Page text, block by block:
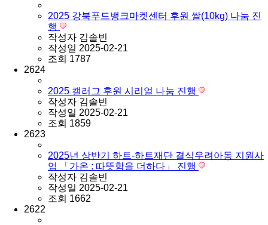
2025 강북푸드뱅크마켓센터 후원 쌀(10kg) 나눔 진
행
작성자 김솔빈
작성일 2025-02-21
조회 1787
2624
2025 캘러그 후원 시리얼 나눔 진행
작성자 김솔빈
작성일 2025-02-21
조회 1859
2623
2025년 상반기 하트-하트재단 결식우려아동 지원사
업 「가온 : 따뜻함을 더하다」 진행
작성자 김솔빈
작성일 2025-02-21
조회 1662
2622